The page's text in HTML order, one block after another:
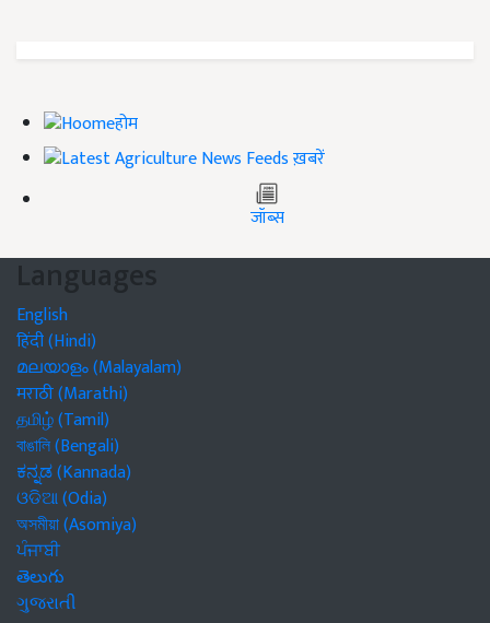
होम
ख़बरें
जॉब्स
Languages
English
हिंदी (Hindi)
മലയാളം (Malayalam)
मराठी (Marathi)
தமிழ் (Tamil)
বাঙালি (Bengali)
ಕನ್ನಡ (Kannada)
ଓଡିଆ (Odia)
অসমীয়া (Asomiya)
ਪੰਜਾਬੀ
తెలుగు
ગુજરાતી